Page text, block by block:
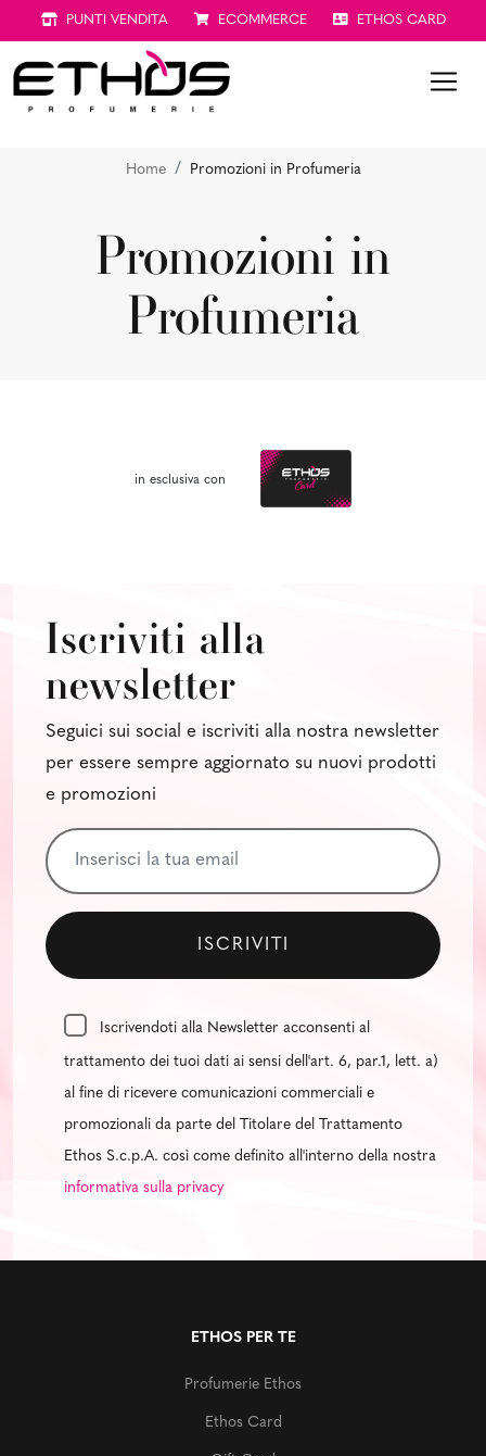
PUNTI VENDITA ECOMMERCE ETHOS CARD
Home Promozioni in Profumeria
Promozioni in
Profumeria
in esclusiva con
Iscriviti alla
newsletter
Seguici sui social e iscriviti alla nostra newsletter
per essere sempre aggiornato su nuovi prodotti
e promozioni
Iscrivendoti alla Newsletter acconsenti al
trattamento dei tuoi dati ai sensi dell'art. 6, par.1, lett. a)
al fine di ricevere comunicazioni commerciali e
promozionali da parte del Titolare del Trattamento
Ethos S.c.p.A. così come definito all'interno della nostra
informativa sulla privacy
ETHOS PER TE
Profumerie Ethos
Ethos Card